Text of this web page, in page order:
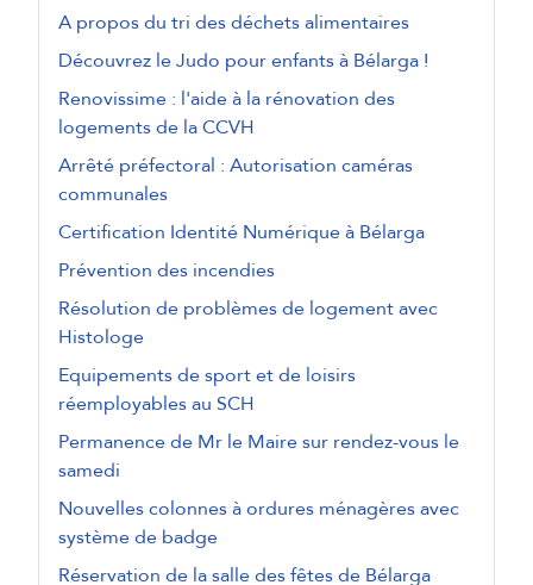
A propos du tri des déchets alimentaires
Découvrez le Judo pour enfants à Bélarga !
Renovissime : l'aide à la rénovation des
logements de la CCVH
Arrêté préfectoral : Autorisation caméras
communales
Certification Identité Numérique à Bélarga
Prévention des incendies
Résolution de problèmes de logement avec
Histologe
Equipements de sport et de loisirs
réemployables au SCH
Permanence de Mr le Maire sur rendez-vous le
samedi
Nouvelles colonnes à ordures ménagères avec
système de badge
Réservation de la salle des fêtes de Bélarga